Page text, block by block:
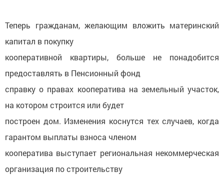
Теперь гражданам, желающим вложить материнский
капитал в покупку
кооперативной квартиры, больше не понадобится
предоставлять в Пенсионный фонд
справку о правах кооператива на земельный участок,
на котором строится или будет
построен дом. Изменения коснутся тех случаев, когда
гарантом выплаты взноса членом
кооператива выступает региональная некоммерческая
организация по строительству